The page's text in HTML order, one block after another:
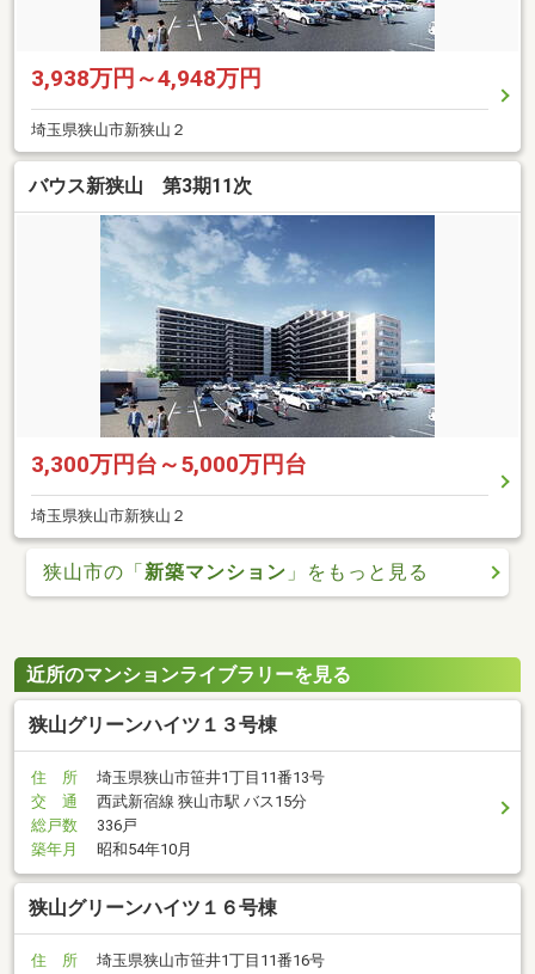
3,938万円～4,948万円
埼玉県狭山市新狭山２
バウス新狭山 第3期11次
3,300万円台～5,000万円台
埼玉県狭山市新狭山２
狭山市の「新築マンション 」をもっと見る
近所のマンションライブラリーを見る
狭山グリーンハイツ１３号棟
住 所
埼玉県狭山市笹井1丁目11番13号
交 通
西武新宿線 狭山市駅 バス15分
総戸数
336戸
築年月
昭和54年10月
狭山グリーンハイツ１６号棟
住 所
埼玉県狭山市笹井1丁目11番16号